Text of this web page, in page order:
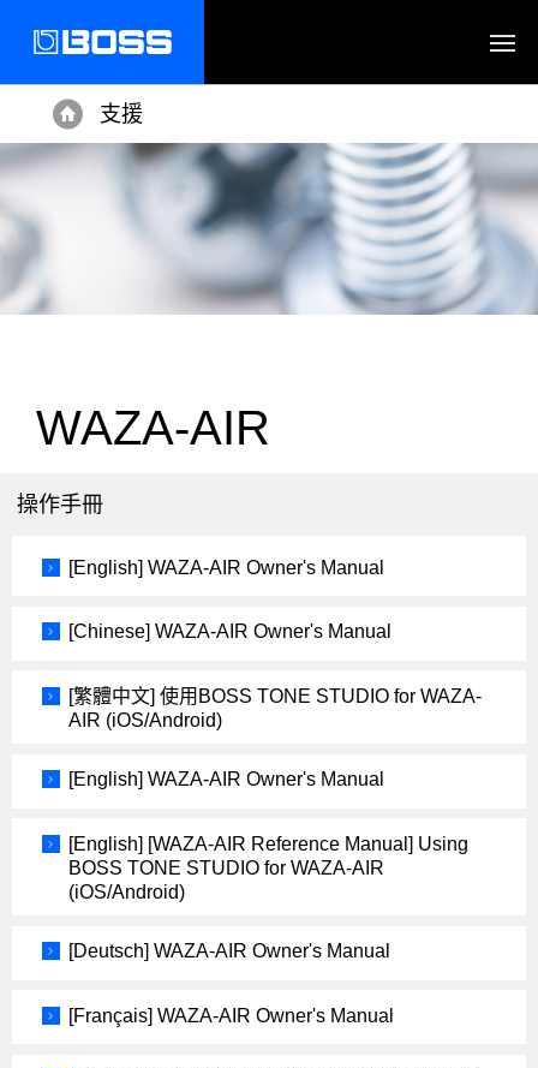
Home
支援
WAZA-AIR
操作手冊
[English] WAZA-AIR Owner's Manual
[Chinese] WAZA-AIR Owner's Manual
[繁體中文] 使用BOSS TONE STUDIO for WAZA-
AIR (iOS/Android)
[English] WAZA-AIR Owner's Manual
[English] [WAZA-AIR Reference Manual] Using
BOSS TONE STUDIO for WAZA-AIR
(iOS/Android)
[Deutsch] WAZA-AIR Owner's Manual
[Français] WAZA-AIR Owner's Manual